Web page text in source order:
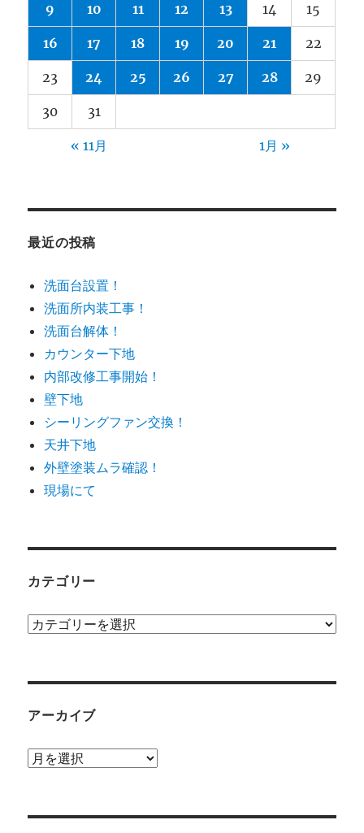
9 10 11 12 13 14 15
16 17 18 19 20 21 22
23 24 25 26 27 28 29
30 31
« 11月 1月 »
最近の投稿
洗面台設置！
洗面所内装工事！
洗面台解体！
カウンター下地
内部改修工事開始！
壁下地
シーリングファン交換！
天井下地
外壁塗装ムラ確認！
現場にて
カテゴリー
カ
ー
アーカイブ
ア